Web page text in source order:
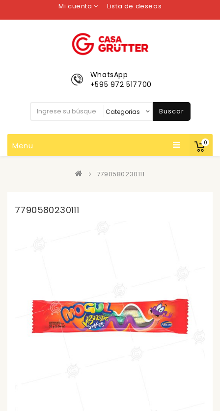
Mi cuenta Lista de deseos
0
WhatsApp
+595 972 517700
Buscar
Menu
7790580230111
7790580230111